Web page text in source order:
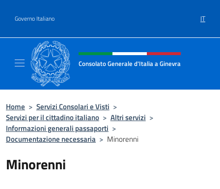
Governo Italiano IT
Intestazione sito, social e menù
Consolato Generale d'Italia a Ginevra
Home > Servizi Consolari e Visti >
Servizi per il cittadino italiano > Altri servizi >
Informazioni generali passaporti >
Documentazione necessaria > Minorenni
Minorenni